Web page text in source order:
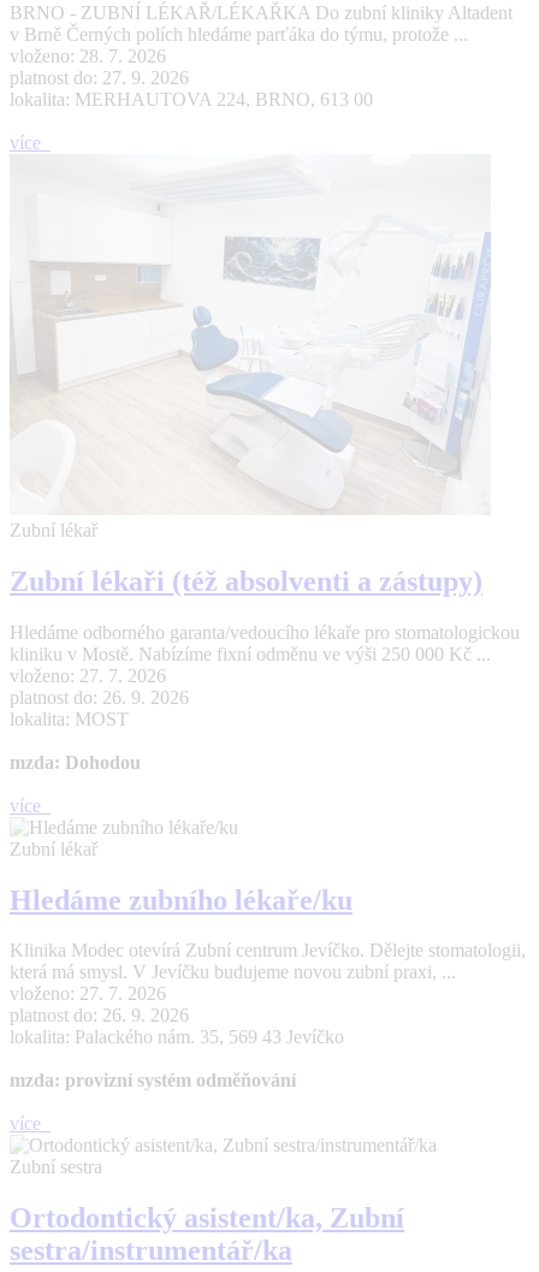
BRNO - ZUBNÍ LÉKAŘ/LÉKAŘKA Do zubní kliniky Altadent
v Brně Černých polích hledáme parťáka do týmu, protože ...
vloženo: 28. 7. 2026
platnost do: 27. 9. 2026
lokalita: MERHAUTOVA 224, BRNO, 613 00
více
Zubní lékař
Zubní lékaři (též absolventi a zástupy)
Hledáme odborného garanta/vedoucího lékaře pro stomatologickou
kliniku v Mostě. Nabízíme fixní odměnu ve výši 250 000 Kč ...
vloženo: 27. 7. 2026
platnost do: 26. 9. 2026
lokalita: MOST
mzda: Dohodou
více
Zubní lékař
Hledáme zubního lékaře/ku
Klinika Modec otevírá Zubní centrum Jevíčko. Dělejte stomatologii,
která má smysl. V Jevíčku budujeme novou zubní praxi, ...
vloženo: 27. 7. 2026
platnost do: 26. 9. 2026
lokalita: Palackého nám. 35, 569 43 Jevíčko
mzda: provizní systém odměňování
více
Zubní sestra
Ortodontický asistent/ka, Zubní
sestra/instrumentář/ka